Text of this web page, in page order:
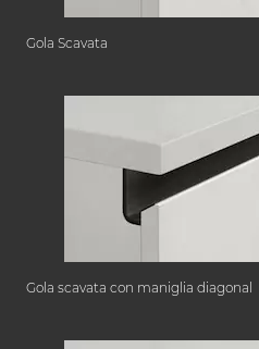
Gola Scavata
Gola scavata con maniglia diagonal